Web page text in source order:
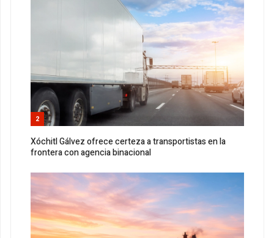
2
Xóchitl Gálvez ofrece certeza a transportistas en la
frontera con agencia binacional